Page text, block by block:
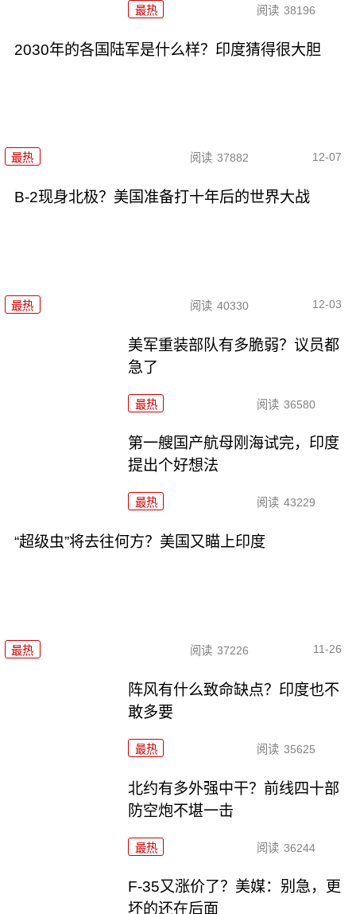
最热 阅读 38196
2030年的各国陆军是什么样？印度猜得很大胆
最热 阅读 37882 12-07
B-2现身北极？美国准备打十年后的世界大战
最热 阅读 40330 12-03
美军重装部队有多脆弱？议员都
急了
最热 阅读 36580
第一艘国产航母刚海试完，印度
提出个好想法
最热 阅读 43229
“超级虫”将去往何方？美国又瞄上印度
最热 阅读 37226 11-26
阵风有什么致命缺点？印度也不
敢多要
最热 阅读 35625
北约有多外强中干？前线四十部
防空炮不堪一击
最热 阅读 36244
F-35又涨价了？美媒：别急，更
坏的还在后面